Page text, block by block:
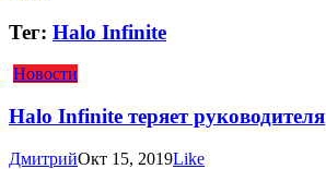
Тег: Halo Infinite
Новости
Halo Infinite теряет руководителя
ДмитрийОкт 15, 2019Like